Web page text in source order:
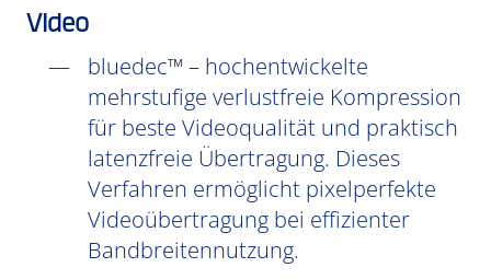
Video
bluedec™ – hochentwickelte
mehrstufige verlustfreie Kompression
für beste Videoqualität und praktisch
latenzfreie Übertragung. Dieses
Verfahren ermöglicht pixelperfekte
Videoübertragung bei effizienter
Bandbreitennutzung.